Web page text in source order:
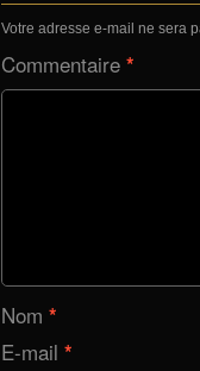
Votre adresse e-mail ne sera
Commentaire *
Nom *
E-mail *